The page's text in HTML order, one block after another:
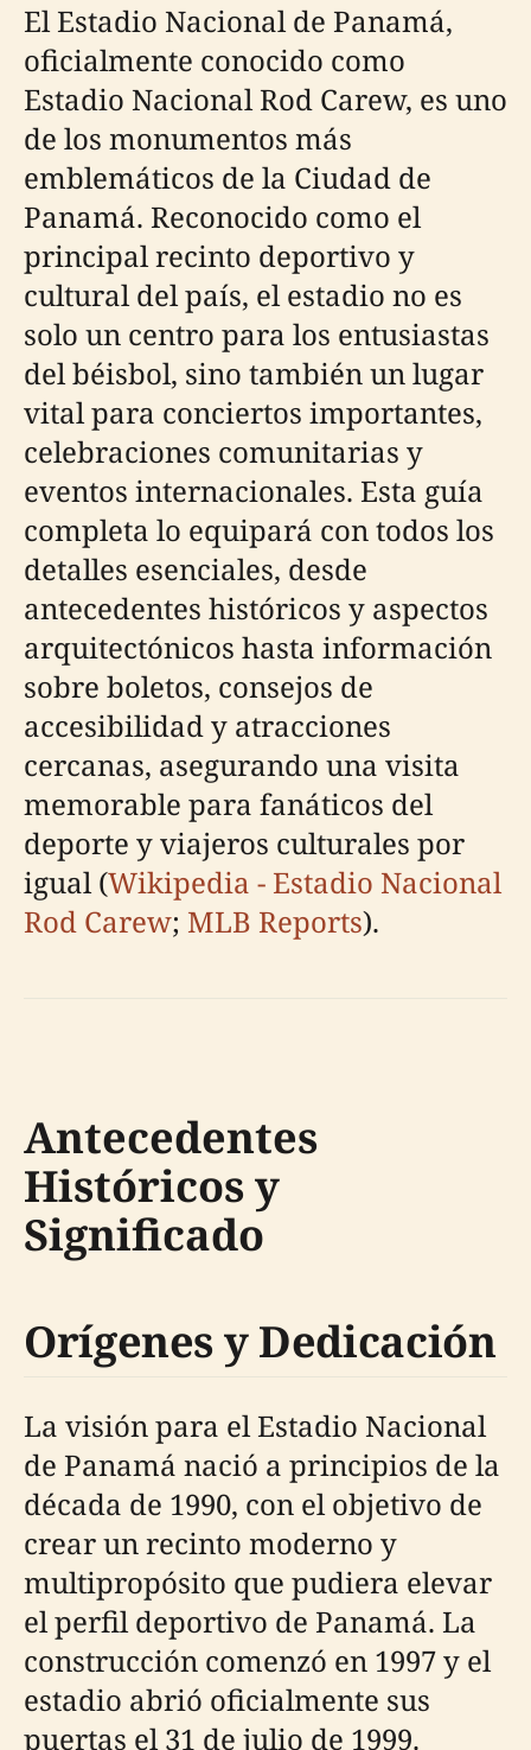
El Estadio Nacional de Panamá,
oficialmente conocido como
Estadio Nacional Rod Carew, es uno
de los monumentos más
emblemáticos de la Ciudad de
Panamá. Reconocido como el
principal recinto deportivo y
cultural del país, el estadio no es
solo un centro para los entusiastas
del béisbol, sino también un lugar
vital para conciertos importantes,
celebraciones comunitarias y
eventos internacionales. Esta guía
completa lo equipará con todos los
detalles esenciales, desde
antecedentes históricos y aspectos
arquitectónicos hasta información
sobre boletos, consejos de
accesibilidad y atracciones
cercanas, asegurando una visita
memorable para fanáticos del
deporte y viajeros culturales por
igual (Wikipedia - Estadio Nacional
Rod Carew; MLB Reports).
Antecedentes
Históricos y
Significado
Orígenes y Dedicación
La visión para el Estadio Nacional
de Panamá nació a principios de la
década de 1990, con el objetivo de
crear un recinto moderno y
multipropósito que pudiera elevar
el perfil deportivo de Panamá. La
construcción comenzó en 1997 y el
estadio abrió oficialmente sus
puertas el 31 de julio de 1999.